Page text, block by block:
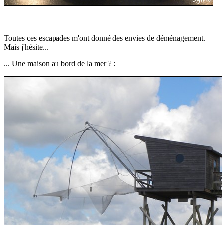
Toutes ces escapades m'ont donné des envies de déménagement.
Mais j'hésite...
... Une maison au bord de la mer ? :